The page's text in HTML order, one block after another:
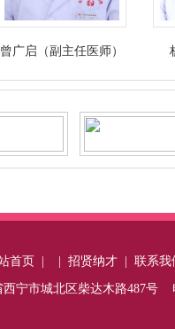
（副主任医师） 杨万
首页 招贤纳才 联系我
西宁市城北区柴达木路487